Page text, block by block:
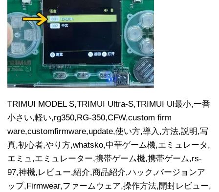
TRIMUI MODEL S,TRIMUI Ultra-S,TRIMUI Ul最小,一番
小さい,軽い,rg350,RG-350,CFW,custom firm
ware,customfirmware,update,使い方,導入,方法,説明,写
真,初心者,やり方,whatsko,中華ゲーム機,エミュレータ,
エミュ,エミュレーター,携帯ゲーム機,携帯ゲーム,rs-
97,神機,レビュー,紹介,商品紹介,ハック,バージョンア
ップ,Firmwear,ファームウェア,操作方法,開封レビュー,